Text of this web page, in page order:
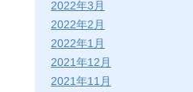
2022年3月
2022年2月
2022年1月
2021年12月
2021年11月